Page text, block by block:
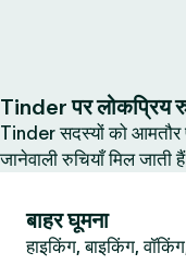
Tinder पर लोकप्रिय
Tinder सदस्यों को आमतौर
जानेवाली रुचियाँ मिल जाती
बाहर घूमना
हाइकिंग, बाइकिंग,